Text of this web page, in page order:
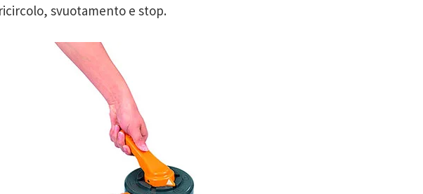
svuotamento e stop.